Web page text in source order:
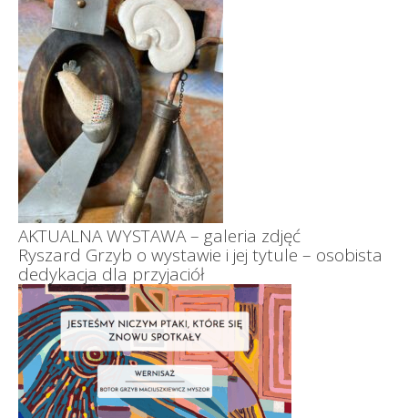
AKTUALNA WYSTAWA – galeria zdjęć
Ryszard Grzyb o wystawie i jej tytule – osobista
dedykacja dla przyjaciół